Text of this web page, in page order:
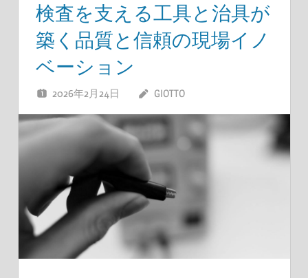
検査を支える工具と治具が
築く品質と信頼の現場イノ
ベーション
2026年2月24日 GIOTTO